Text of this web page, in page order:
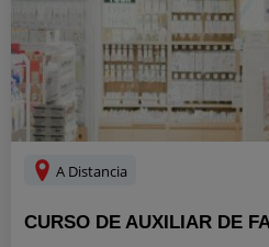
A Distancia
CURSO DE AUXILIAR DE